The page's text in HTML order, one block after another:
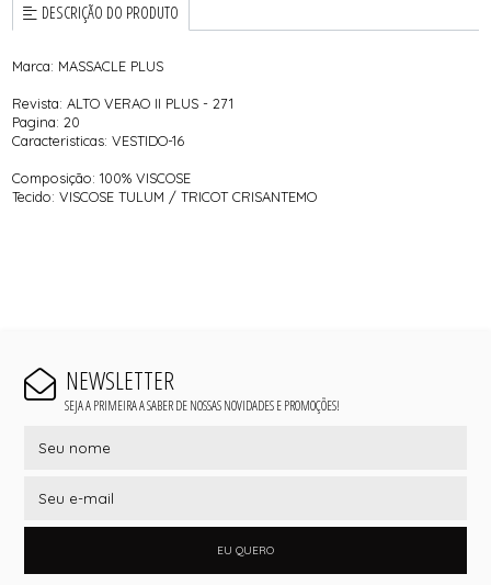
DESCRIÇÃO DO PRODUTO
Marca: MASSACLE PLUS
Revista: ALTO VERAO II PLUS - 271
Pagina: 20
Caracteristicas: VESTIDO-16
Composição: 100% VISCOSE
Tecido: VISCOSE TULUM / TRICOT CRISANTEMO
NEWSLETTER
SEJA A PRIMEIRA A SABER DE NOSSAS NOVIDADES E PROMOÇÕES!
EU QUERO